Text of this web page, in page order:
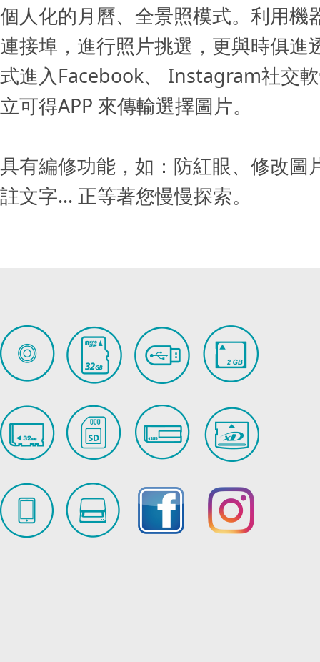
個人化的月曆、全景照模式。利用機
連接埠，進行照片挑選，更與時俱進
式進入Facebook、 Instagram社交
立可得APP 來傳輸選擇圖片。
具有編修功能，如：防紅眼、修改圖
註文字... 正等著您慢慢探索。